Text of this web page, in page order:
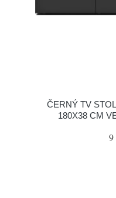
ČERNÝ TV
180X38 CM